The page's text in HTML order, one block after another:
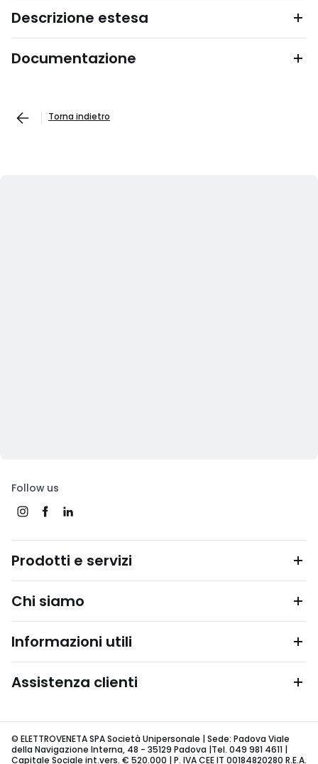
Descrizione estesa
Documentazione
Torna indietro
Follow us
Prodotti e servizi
Chi siamo
Informazioni utili
Assistenza clienti
© ELETTROVENETA SPA Società Unipersonale | Sede: Padova Viale
della Navigazione Interna, 48 - 35129 Padova |Tel. 049 981 4611 |
Capitale Sociale int.vers. € 520.000 | P. IVA CEE IT 00184820280 R.E.A.